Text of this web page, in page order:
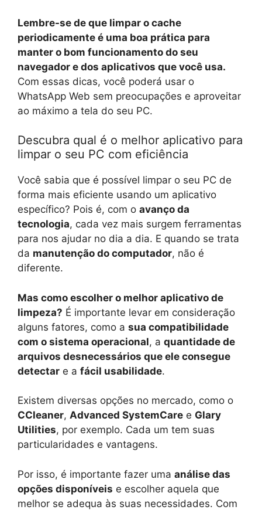
Lembre-se de que limpar o cache
periodicamente é uma boa prática para
manter o bom funcionamento do seu
navegador e dos aplicativos que você usa.
Com essas dicas, você poderá usar o
WhatsApp Web sem preocupações e aproveitar
ao máximo a tela do seu PC.
Descubra qual é o melhor aplicativo para
limpar o seu PC com eficiência
Você sabia que é possível limpar o seu PC de
forma mais eficiente usando um aplicativo
específico? Pois é, com o avanço da
tecnologia, cada vez mais surgem ferramentas
para nos ajudar no dia a dia. E quando se trata
da manutenção do computador, não é
diferente.
Mas como escolher o melhor aplicativo de
limpeza? É importante levar em consideração
alguns fatores, como a sua compatibilidade
com o sistema operacional, a quantidade de
arquivos desnecessários que ele consegue
detectar e a fácil usabilidade.
Existem diversas opções no mercado, como o
CCleaner, Advanced SystemCare e Glary
Utilities, por exemplo. Cada um tem suas
particularidades e vantagens.
Por isso, é importante fazer uma análise das
opções disponíveis e escolher aquela que
melhor se adequa às suas necessidades. Com